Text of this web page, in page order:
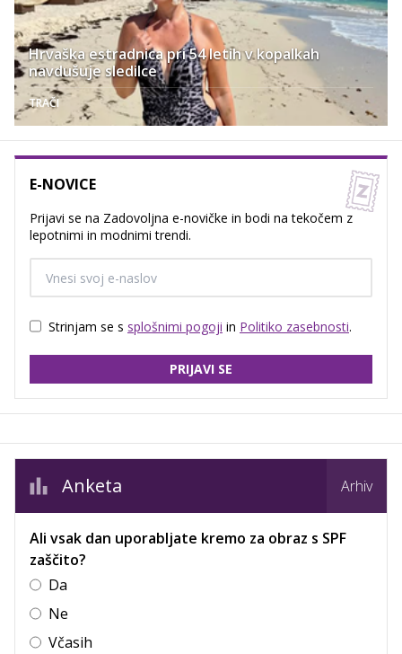
Hrvaška estradnica pri 54 letih v kopalkah
navdušuje sledilce
TRAČI
E-NOVICE
Prijavi se na Zadovoljna e-novičke in bodi na tekočem z
lepotnimi in modnimi trendi.
Strinjam se s splošnimi pogoji in Politiko zasebnosti.
PRIJAVI SE
Anketa Arhiv
Ali vsak dan uporabljate kremo za obraz s SPF
zaščito?
Da
Ne
Včasih